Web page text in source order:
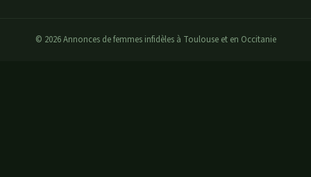
© 2026 Annonces de femmes infidèles à Toulouse et en Occitanie